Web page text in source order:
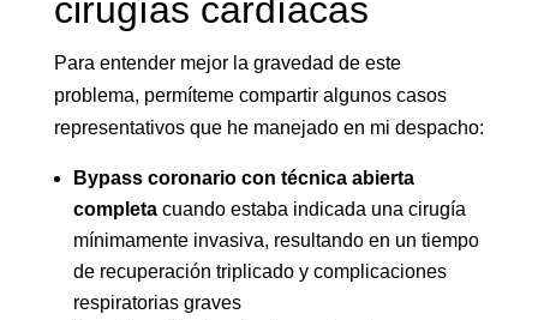
cirugías cardíacas
Para entender mejor la gravedad de este
problema, permíteme compartir algunos casos
representativos que he manejado en mi despacho:
Bypass coronario con técnica abierta
completacuando estaba indicada una cirugía
mínimamente invasiva, resultando en un tiempo
de recuperación triplicado y complicaciones
respiratorias graves